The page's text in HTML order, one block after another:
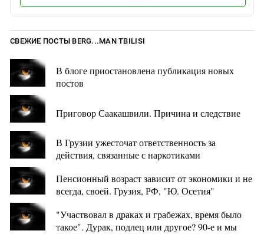
СВЕЖИЕ ПОСТЫ BERG...MAN TBILISI
В блоге приостановлена публикация новых
постов
Приговор Саакашвили. Причина и следствие
В Грузии ужесточат ответственность за
действия, связанные с наркотиками
Пенсионный возраст зависит от экономики и не
всегда, своей. Грузия, РФ, "Ю. Осетия"
"Участвовал в драках и грабежах, время было
такое". Дурак, подлец или другое? 90-е и мы